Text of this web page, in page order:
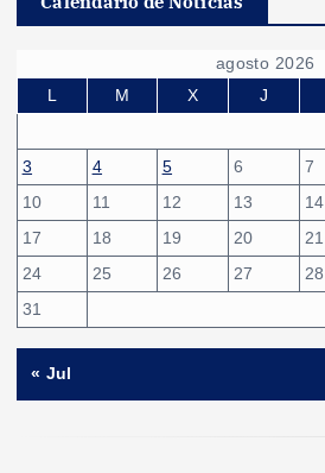
g
i
n
a
c
i
ó
agosto 2026
L
M X J
3
4 5 6 7
10
11 12 13 14
17
18 19 20 21
24
25 26 27 28
31
« Jul